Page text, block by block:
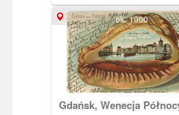
ok. 1900
Gdańsk, Wenecja